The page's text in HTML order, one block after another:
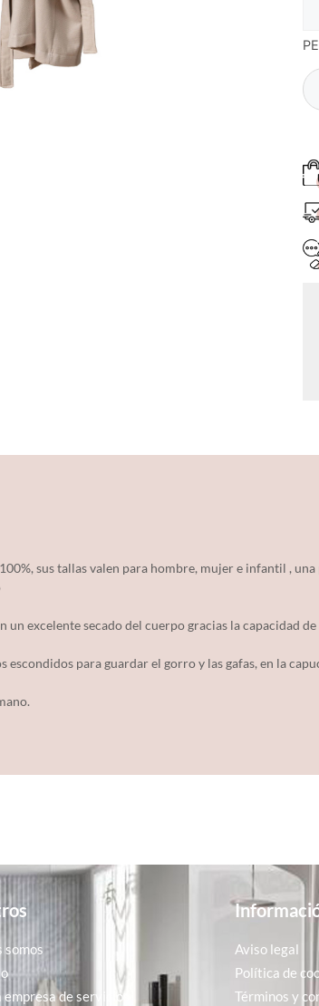
sus tallas valen para hombre, mujer e infantil ,
excelente secado del cuerpo gracias la capacidad
para guardar el gorro y las gafas, en la
somos
de servicios
Aviso legal
Política de
Términos y